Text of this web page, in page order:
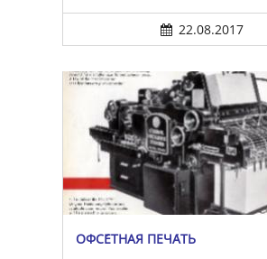
22.08.2017
ОФСЕ́ТНАЯ ПЕЧА́ТЬ